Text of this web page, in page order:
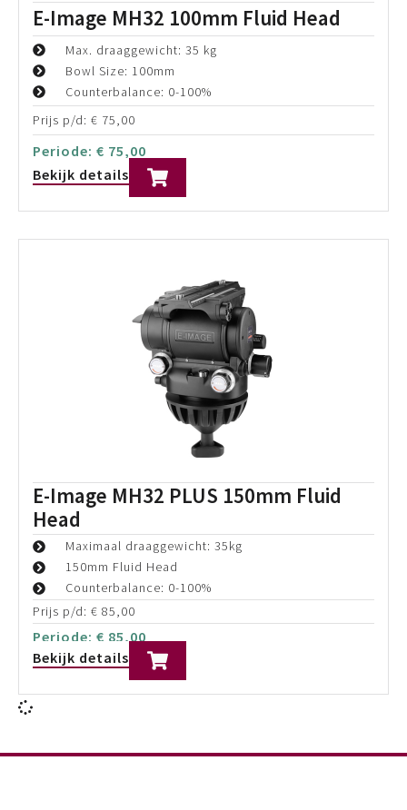
100mm Bowl head
Maximaal draagvermogen: 25 Kg
Continuous counterbalance with 0-100% readout
Prijs p/d:€65,00
Periode:€65,00
Bekijk details
Max. draaggewicht: 35 kg
Bowl Size: 100mm
Counterbalance: 0-100%
Prijs p/d:€75,00
Periode:€75,00
Bekijk details